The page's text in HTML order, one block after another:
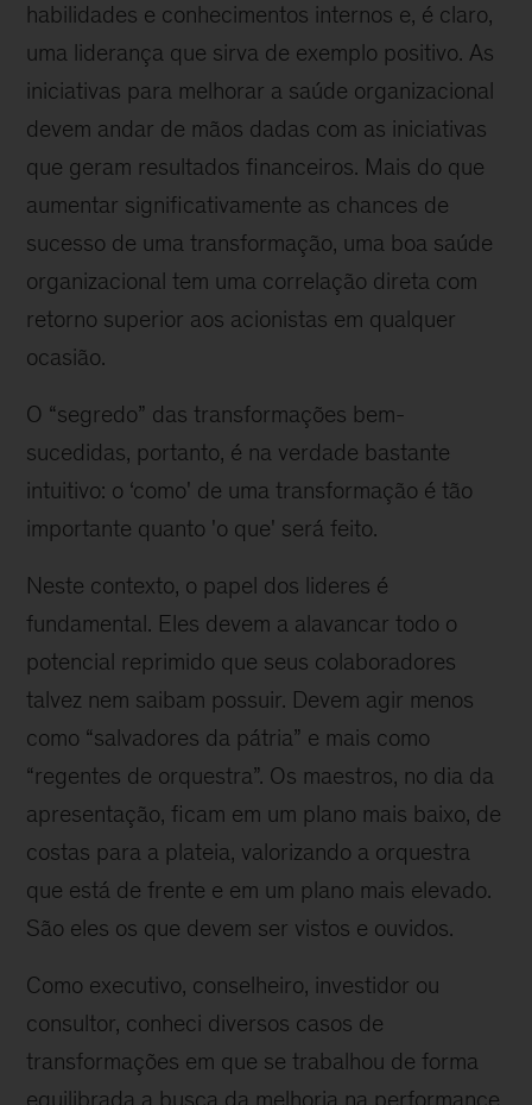
habilidades e conhecimentos internos e, é claro,
uma liderança que sirva de exemplo positivo. As
iniciativas para melhorar a saúde organizacional
devem andar de mãos dadas com as iniciativas
que geram resultados financeiros. Mais do que
aumentar significativamente as chances de
sucesso de uma transformação, uma boa saúde
organizacional tem uma correlação direta com
retorno superior aos acionistas em qualquer
ocasião.
O “segredo” das transformações bem-
sucedidas, portanto, é na verdade bastante
intuitivo: o ‘como' de uma transformação é tão
importante quanto 'o que' será feito.
Neste contexto, o papel dos lideres é
fundamental. Eles devem a alavancar todo o
potencial reprimido que seus colaboradores
talvez nem saibam possuir. Devem agir menos
como “salvadores da pátria” e mais como
“regentes de orquestra”. Os maestros, no dia da
apresentação, ficam em um plano mais baixo, de
costas para a plateia, valorizando a orquestra
que está de frente e em um plano mais elevado.
São eles os que devem ser vistos e ouvidos.
Como executivo, conselheiro, investidor ou
consultor, conheci diversos casos de
transformações em que se trabalhou de forma
equilibrada a busca da melhoria na performance